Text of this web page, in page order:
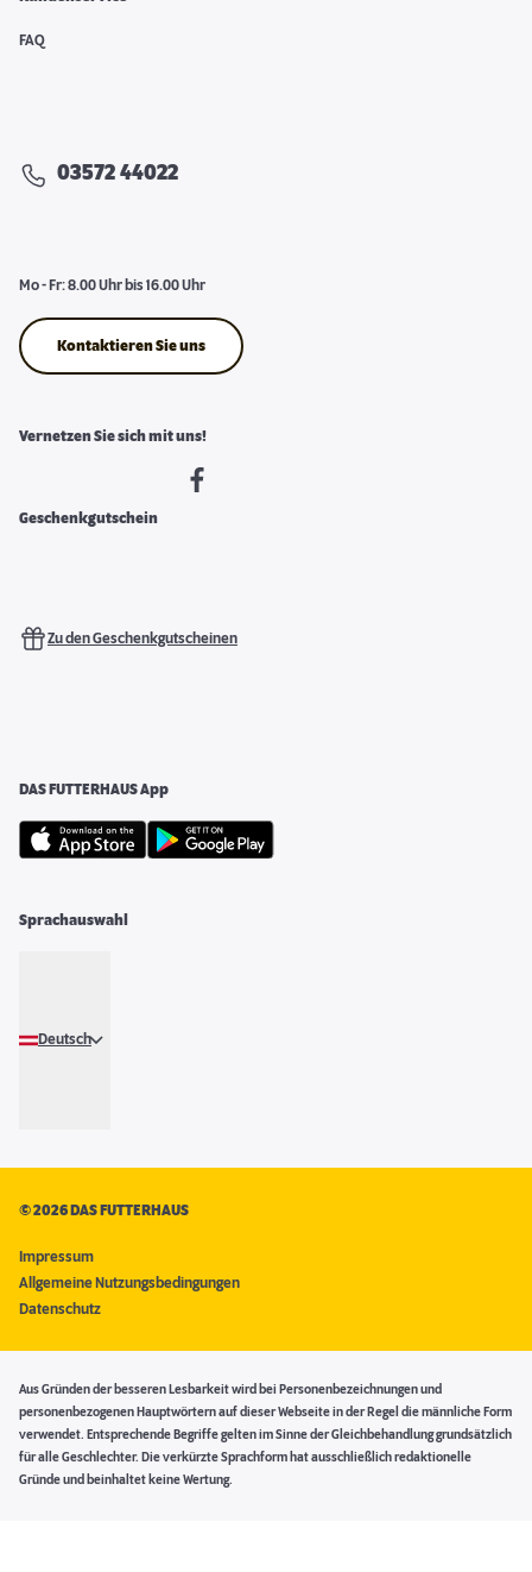
FAQ
03572 44022
Mo - Fr: 8.00 Uhr bis 16.00 Uhr
Kontaktieren Sie uns
Vernetzen Sie sich mit uns!
Geschenkgutschein
Zu den Geschenkgutscheinen
DAS FUTTERHAUS App
Sprachauswahl
Deutsch
©2026 DAS FUTTERHAUS
Impressum
Allgemeine Nutzungsbedingungen
Datenschutz
Aus Gründen der besseren Lesbarkeit wird bei Personenbezeichnungen und
personenbezogenen Hauptwörtern auf dieser Webseite in der Regel die männliche Form
verwendet. Entsprechende Begriffe gelten im Sinne der Gleichbehandlung grundsätzlich
für alle Geschlechter. Die verkürzte Sprachform hat ausschließlich redaktionelle
Gründe und beinhaltet keine Wertung.